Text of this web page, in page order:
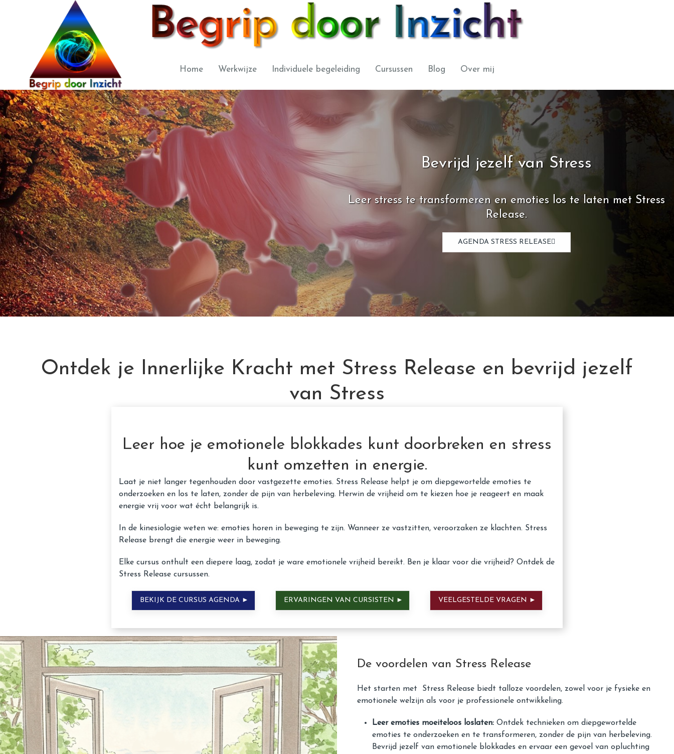
Home Werkwijze Individuele begeleiding Cursussen Blog Over mij
Bevrijd jezelf van Stress
Leer stress te transformeren en emoties los te laten met Stress
Release.
AGENDA STRESS RELEASE
Ontdek je Innerlijke Kracht met Stress Release en bevrijd jezelf
van Stress
Leer hoe je emotionele blokkades kunt doorbreken en stress
kunt omzetten in energie.
Laat je niet langer tegenhouden door vastgezette emoties. Stress Release helpt je om diepgewortelde emoties te
onderzoeken en los te laten, zonder de pijn van herbeleving. Herwin de vrijheid om te kiezen hoe je reageert en maak
energie vrij voor wat écht belangrijk is.
In de kinesiologie weten we: emoties horen in beweging te zijn. Wanneer ze vastzitten, veroorzaken ze klachten. Stress
Release brengt die energie weer in beweging.
Elke cursus onthult een diepere laag, zodat je ware emotionele vrijheid bereikt. Ben je klaar voor die vrijheid? Ontdek de
Stress Release cursussen.
BEKIJK DE CURSUS AGENDA ► ERVARINGEN VAN CURSISTEN ► VEELGESTELDE VRAGEN ►
De voordelen van Stress Release
Het starten met Stress Release biedt talloze voordelen, zowel voor je fysieke en
emotionele welzijn als voor je professionele ontwikkeling.
Leer emoties moeiteloos loslaten: Ontdek technieken om diepgewortelde
emoties te onderzoeken en te transformeren, zonder de pijn van herbeleving.
Bevrijd jezelf van emotionele blokkades en ervaar een gevoel van opluchting